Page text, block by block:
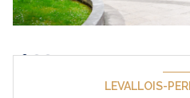
LEVALLOIS-